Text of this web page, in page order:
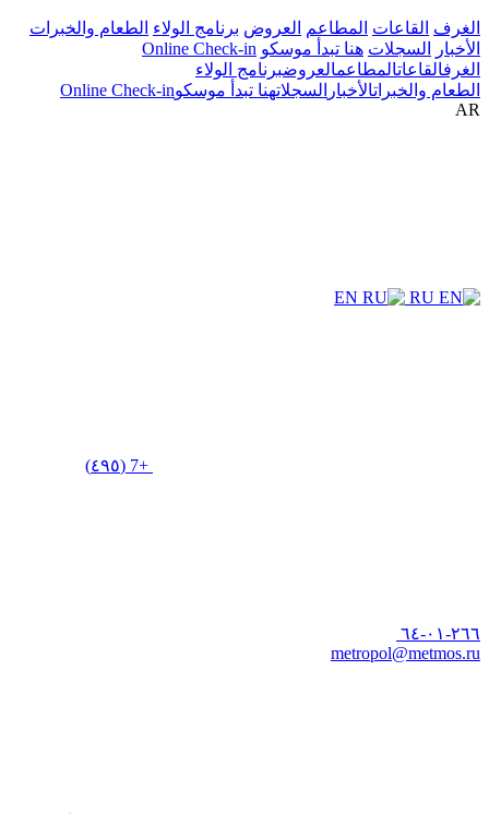
الغرف القاعات المطاعم العروض برنامج الولاء الطعام والخبرات
الأخبار
السجلات هنا تبدأ موسكو Online Check-in
الغرفالقاعاتالمطاعمالعروضبرنامج الولاء
الطعام والخبراتالأخبار السجلاتهنا تبدأ موسكوOnline Check-in
AR
EN RU
+7 (٤٩٥)
٢٦٦-٠١-٦٤
metropol@metmos.ru